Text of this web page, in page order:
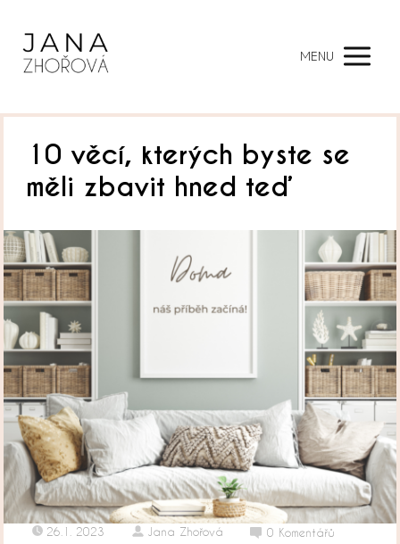
MENU
10 věcí, kterých byste se
měli zbavit hned teď
26.1. 2023 Jana Zhořová 0 Komentářů